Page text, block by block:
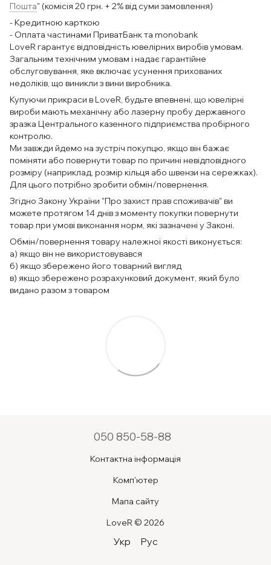
Пошта" (комісія 20 грн. + 2% від суми замовлення)
- Кредитною карткою
- Оплата частинами ПриватБанк та monobank
LoveR гарантує відповідність ювелірних виробів умовам.
Загальним технічним умовам і надає гарантійне
обслуговування, яке включає усунення прихованих
недоліків, що виникли з вини виробника.
Купуючи прикраси в LoveR, будьте впевнені, що ювелірні
вироби мають механічну або лазерну пробу державного
зразка Центрального казенного підприємства пробірного
контролю.
Ми завжди йдемо на зустріч покупцю, якщо він бажає
поміняти або повернути товар по причині невідповідного
розміру (наприклад, розмір кільця або швензи на сережках).
Для цього потрібно зробити обмін/повернення.
Згідно Закону України "Про захист прав споживачів" ви
можете протягом 14 днів з моменту покупки повернути
товар при умові виконання норм, які зазначені у Законі.
Обмін/повернення товару належної якості виконується:
а) якщо він не використовувався
б) якщо збережено його товарний вигляд
в) якщо збережено розрахунковий документ, який було
видано разом з товаром
050 850-58-88
Контактна інформація
Комп'ютер
Мапа сайту
LoveR © 2026
Укр Рус